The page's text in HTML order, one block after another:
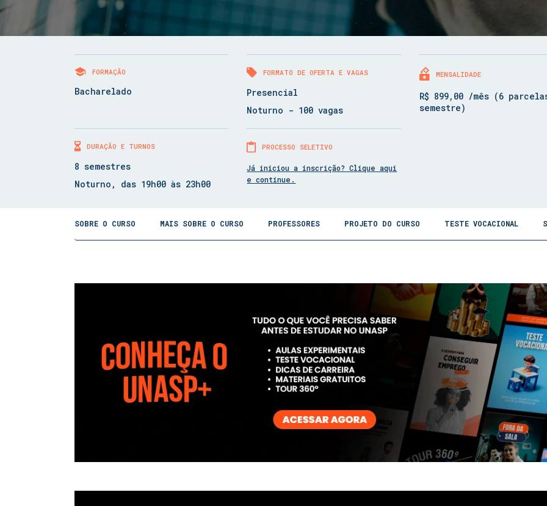
FORMAÇÃO
Bacharelado
FORMATO DE OFERTA E VAGAS
Presencial
Noturno - 100 vagas
MENSALIDADE
R$ 899,00 /mês (6
semestre)
DURAÇÃO E TURNOS
8 semestres
Noturno, das 19h00 às 23h00
PROCESSO SELETIVO
Já iniciou a inscrição? Clique aqui
e continue.
SOBRE O CURSO MAIS SOBRE O CURSO PROFESSORES PROJETO DO CURSO TESTE VOCACIONAL